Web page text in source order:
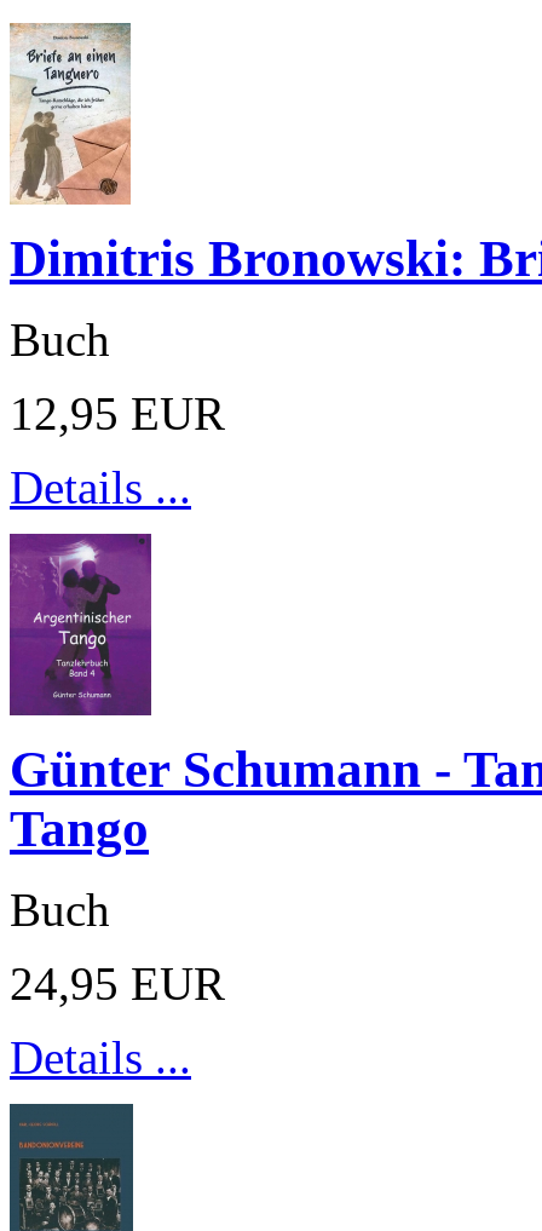
Dimitris Bronowski:
Buch
12,95 EUR
Details ...
Günter Schumann -
Tango
Buch
24,95 EUR
Details ...